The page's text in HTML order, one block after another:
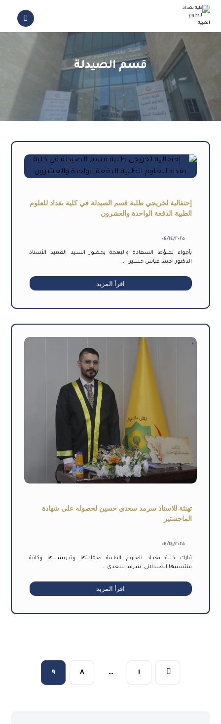
قسم الصيدلة
إحتفالية لخريجي طلبة قسم الصيدلة في كلية بغداد للعلوم
الطبية الدفعة الواحدة والعشرون
٠٤/١٤/٢٠٢٥
بأجواء تملؤها السعادة والبهجة بحضور السيد العميد الأستاذ
الدكتور احمد عباس حسين ...
اقرأ المزيد
تهنئة للاستاذ سرمد سعدي حسين لحصوله على شهادة
الماجستير
٠٤/١٤/٢٠٢٥
تبارك كلية بغداد للعلوم الطبية بعمادتها وتدريسييها وكافة
منتسبيها الصيدلاني سرمد سعدي ...
اقرأ المزيد
١ … ٨ ٩